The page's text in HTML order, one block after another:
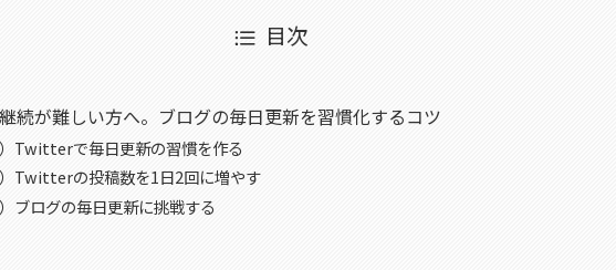
目次
続が難しい方へ。ブログの毎日更新を習慣化するコツ
）Twitterで毎日更新の習慣を作る
）Twitterの投稿数を1日2回に増やす
）ブログの毎日更新に挑戦する